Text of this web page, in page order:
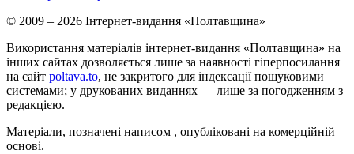
© 2009 – 2026 Інтернет-видання «Полтавщина»
Використання матеріалів інтернет-видання «Полтавщина» на
інших сайтах дозволяється лише за наявності гіперпосилання
на сайт poltava.to, не закритого для індексації пошуковими
системами; у друкованих виданнях — лише за погодженням з
редакцією.
Матеріали, позначені написом , опубліковані на комерційній
основі.